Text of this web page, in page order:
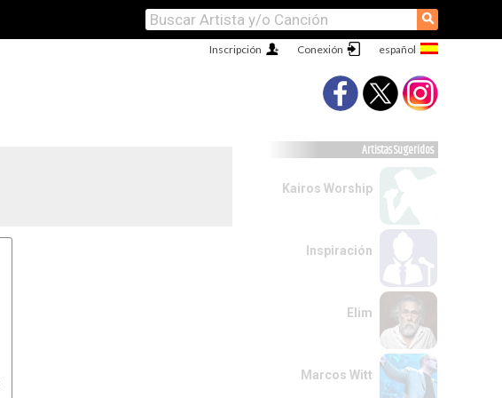
⚲
Conexión
Inscripción
Artistas Sugeridos
Kairos Worship
Inspiración
Elim
Marcos Witt